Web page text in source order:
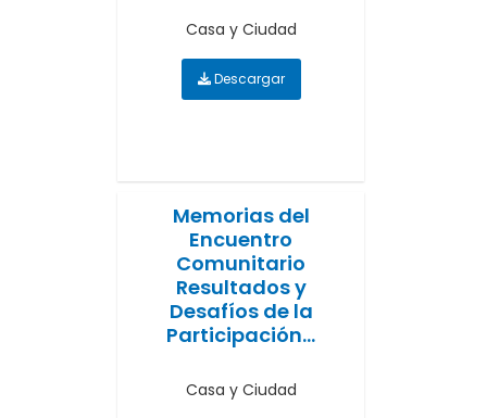
Casa y Ciudad
Descargar
Memorias del
Encuentro
Comunitario
Resultados y
Desafíos de la
Participación...
Casa y Ciudad